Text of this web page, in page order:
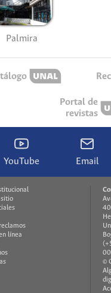
Palmira
Portal de
revistas
YouTube Email
línea
©